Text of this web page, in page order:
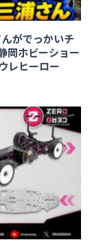
がでっかいチ
岡ホビーショー
レヒーロー